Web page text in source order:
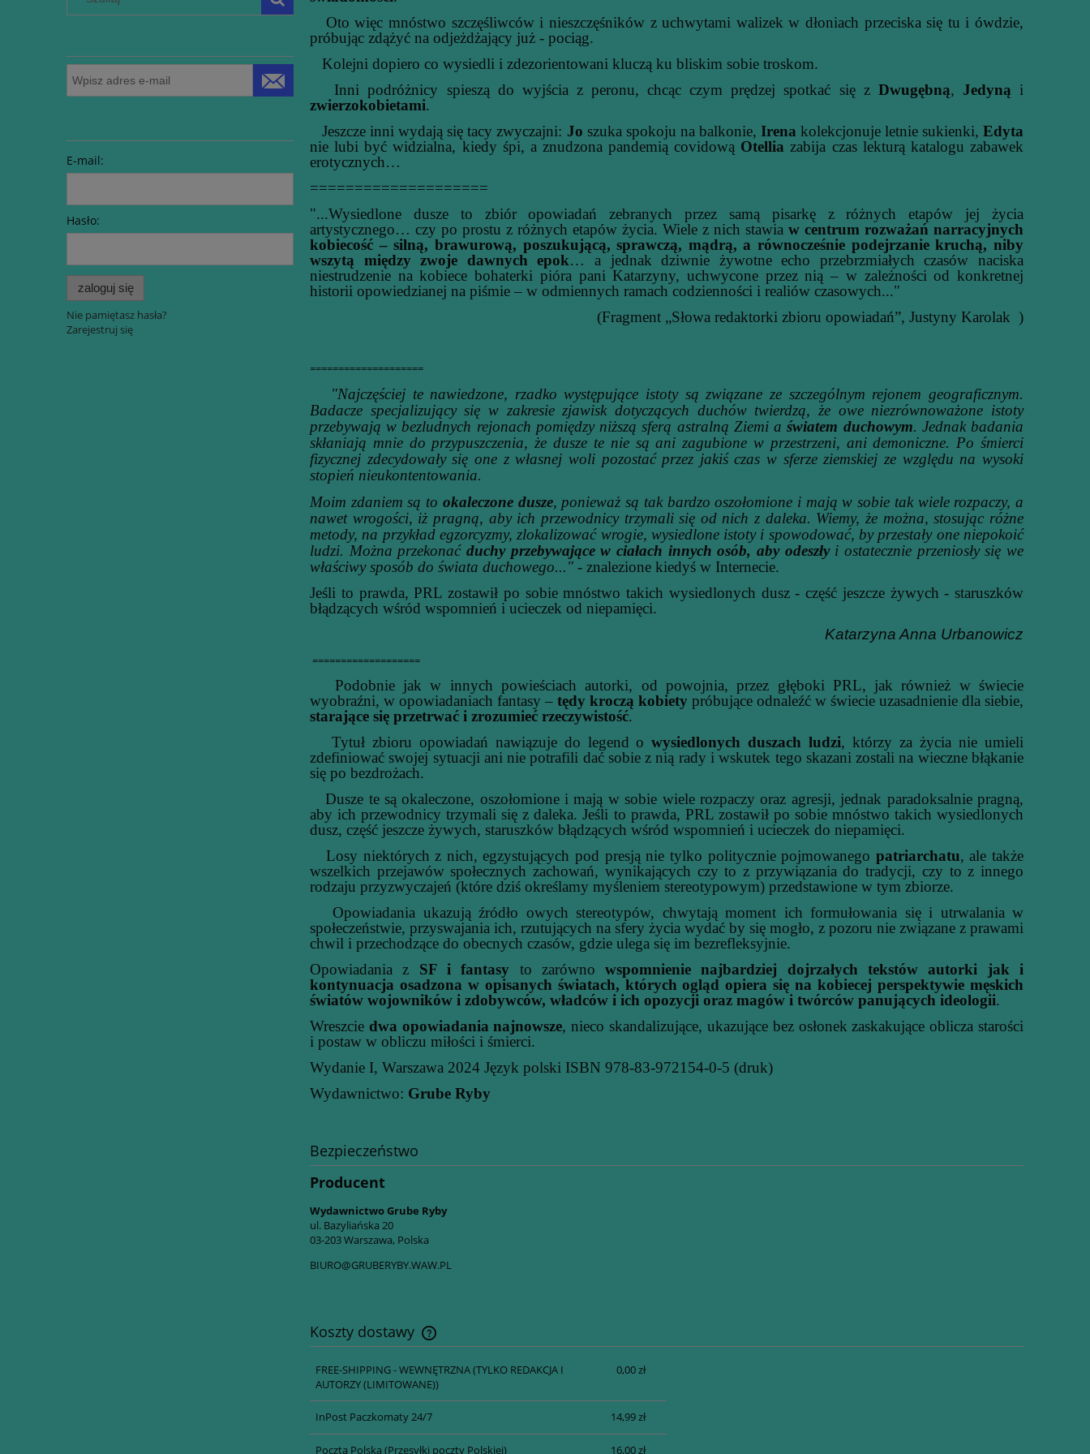
E-mail:
Hasło:
zaloguj się
Nie pamiętasz hasła?
Zarejestruj się
Oto więc mnóstwo szczęśliwców i nieszczęśników z uchwytami walizek w dłoniach przeciska się tu i ówdzie,
próbując zdążyć na odjeżdżający już - pociąg.
Kolejni dopiero co wysiedli i zdezorientowani kluczą ku bliskim sobie troskom.
Inni podróżnicy spieszą do wyjścia z peronu, chcąc czym prędzej spotkać się z Dwugębną, Jedyną i
zwierzokobietami.
Jeszcze inni wydają się tacy zwyczajni: Jo szuka spokoju na balkonie, Irena kolekcjonuje letnie sukienki,Edyta
nie lubi być widzialna, kiedy śpi, a znudzona pandemią covidową Otellia zabija czas lekturą katalogu zabawek
erotycznych…
====================
"...Wysiedlone dusze to zbiór opowiadań zebranych przez samą pisarkę z różnych etapów jej życia
artystycznego… czy po prostu z różnych etapów życia. Wiele z nich stawia w centrum rozważań narracyjnych
kobiecość – silną, brawurową, poszukującą, sprawczą, mądrą, a równocześnie podejrzanie kruchą, niby
wszytą między zwoje dawnych epok… a jednak dziwnie żywotne echo przebrzmiałych czasów naciska
niestrudzenie na kobiece bohaterki pióra pani Katarzyny, uchwycone przez nią – w zależności od konkretnej
historii opowiedzianej na piśmie – w odmiennych ramach codzienności i realiów czasowych..."
(Fragment „Słowa redaktorki zbioru opowiadań”, Justyny Karolak )
====================
"Najczęściej te nawiedzone, rzadko występujące istoty są związane ze szczególnym rejonem geograficznym.
Badacze specjalizujący się w zakresie zjawisk dotyczących duchów twierdzą, że owe niezrównoważone istoty
przebywają w bezludnych rejonach pomiędzy niższą sferą astralną Ziemi aświatem duchowym. Jednak badania
skłaniają mnie do przypuszczenia, że dusze te nie są ani zagubione w przestrzeni, ani demoniczne. Po śmierci
fizycznej zdecydowały się one z własnej woli pozostać przez jakiś czas w sferze ziemskiej ze względu na wysoki
stopień nieukontentowania.
Moim zdaniem są to okaleczone dusze, ponieważ są tak bardzo oszołomione i mają w sobie tak wiele rozpaczy, a
nawet wrogości, iż pragną, aby ich przewodnicy trzymali się od nich z daleka. Wiemy, że można, stosując różne
metody, na przykład egzorcyzmy, zlokalizować wrogie, wysiedlone istoty i spowodować, by przestały one niepokoić
ludzi. Można przekonać duchy przebywające w ciałach innych osób, aby odeszłyi ostatecznie przeniosły się we
właściwy sposób do świata duchowego..." - znalezione kiedyś w Internecie.
Jeśli to prawda, PRL zostawił po sobie mnóstwo takich wysiedlonych dusz - część jeszcze żywych - staruszków
błądzących wśród wspomnień i ucieczek od niepamięci.
Katarzyna Anna Urbanowicz
===================
Podobnie jak w innych powieściach autorki, od powojnia, przez głęboki PRL, jak również w świecie
wyobraźni, w opowiadaniach fantasy – tędy kroczą kobiety próbujące odnaleźć w świecie uzasadnienie dla siebie,
starające się przetrwać i zrozumieć rzeczywistość.
Tytuł zbioru opowiadań nawiązuje do legend owysiedlonych duszach ludzi, którzy za życia nie umieli
zdefiniować swojej sytuacji ani nie potrafili dać sobie z nią rady i wskutek tego skazani zostali na wieczne błąkanie
się po bezdrożach.
Dusze te są okaleczone, oszołomione i mają w sobie wiele rozpaczy oraz agresji, jednak paradoksalnie pragną,
aby ich przewodnicy trzymali się z daleka. Jeśli to prawda, PRL zostawił po sobie mnóstwo takich wysiedlonych
dusz, część jeszcze żywych, staruszków błądzących wśród wspomnień i ucieczek do niepamięci.
Losy niektórych z nich, egzystujących pod presją nie tylko politycznie pojmowanego patriarchatu, ale także
wszelkich przejawów społecznych zachowań, wynikających czy to z przywiązania do tradycji, czy to z innego
rodzaju przyzwyczajeń (które dziś określamy myśleniem stereotypowym) przedstawione w tym zbiorze.
Opowiadania ukazują źródło owych stereotypów, chwytają moment ich formułowania się i utrwalania w
społeczeństwie, przyswajania ich, rzutujących na sfery życia wydać by się mogło, z pozoru nie związane z prawami
chwil i przechodzące do obecnych czasów, gdzie ulega się im bezrefleksyjnie.
Opowiadania z SF i fantasy to zarównowspomnienie najbardziej dojrzałych tekstów autorki jak i
kontynuacja osadzona w opisanych światach, których ogląd opiera się na kobiecej perspektywie męskich
światów wojowników i zdobywców, władców i ich opozycji oraz magów i twórców panujących ideologii.
Wreszcie dwa opowiadania najnowsze, nieco skandalizujące, ukazujące bez osłonek zaskakujące oblicza starości
i postaw w obliczu miłości i śmierci.
Wydanie I, Warszawa 2024 Język polski ISBN 978-83-972154-0-5 (druk)
Wydawnictwo: Grube Ryby
Bezpieczeństwo
Producent
Wydawnictwo Grube Ryby
ul. Bazyliańska 20
03-203 Warszawa, Polska
BIURO@GRUBERYBY.WAW.PL
Koszty dostawy
Cena nie zawiera ewentualnych kosztów
płatności
FREE-SHIPPING - WEWNĘTRZNA(TYLKO REDAKCJA I
AUTORZY (LIMITOWANE))
0,00 zł
InPost Paczkomaty 24/7 14,99 zł
Poczta Polska (Przesyłki poczty Polskiej) 16,00 zł